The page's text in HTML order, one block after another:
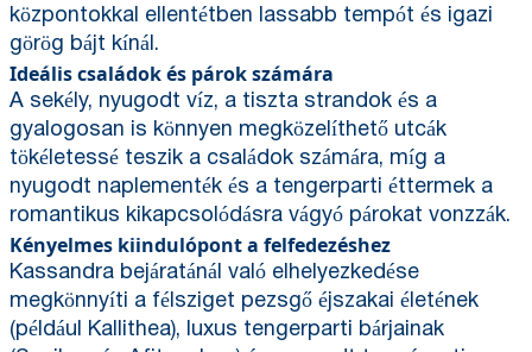
központokkal ellentétben lassabb tempót és igazi
görög bájt kínál.
Ideális családok és párok számára
A sekély, nyugodt víz, a tiszta strandok és a
gyalogosan is könnyen megközelíthető utcák
tökéletessé teszik a családok számára, míg a
nyugodt naplementék és a tengerparti éttermek a
romantikus kikapcsolódásra vágyó párokat vonzzák.
Kényelmes kiindulópont a felfedezéshez
Kassandra bejáratánál való elhelyezkedése
megkönnyíti a félsziget pezsgő éjszakai életének
(például Kallithea), luxus tengerparti bárjainak